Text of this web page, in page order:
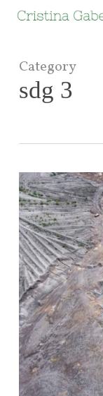
Skip
contentCategory
sdg 3